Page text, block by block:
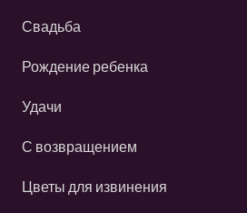
Свадьба
Рождение ребенка
Удачи
С возвращением
Цветы для извинения